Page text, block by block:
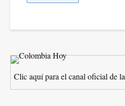
Clic aquí para el canal oficial de